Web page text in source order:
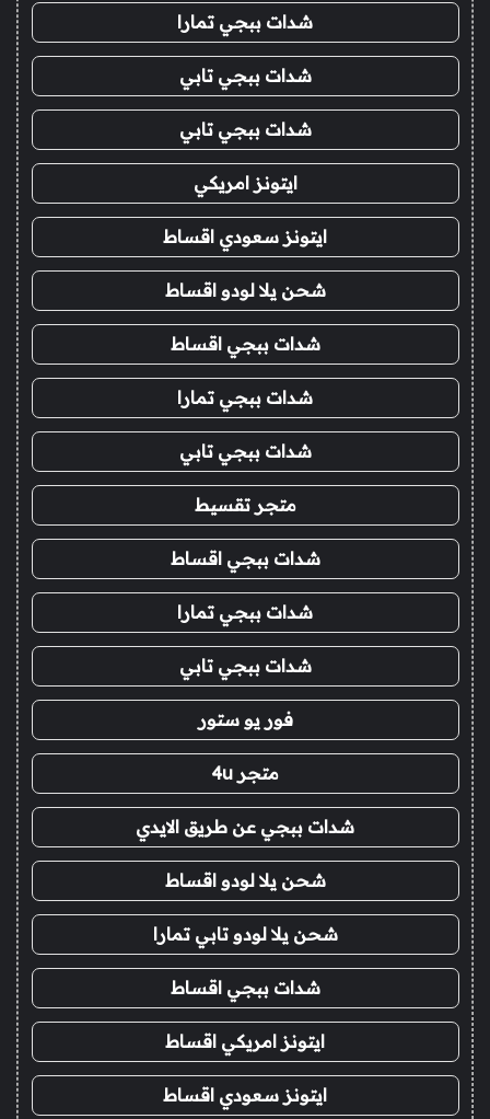
شدات ببجي تمارا
شدات ببجي تابي
شدات ببجي تابي
ايتونز امريكي
ايتونز سعودي اقساط
شحن يلا لودو اقساط
شدات ببجي اقساط
شدات ببجي تمارا
شدات ببجي تابي
متجر تقسيط
شدات ببجي اقساط
شدات ببجي تمارا
شدات ببجي تابي
فور يو ستور
متجر 4u
شدات ببجي عن طريق الايدي
شحن يلا لودو اقساط
شحن يلا لودو تابي تمارا
شدات ببجي اقساط
ايتونز امريكي اقساط
ايتونز سعودي اقساط